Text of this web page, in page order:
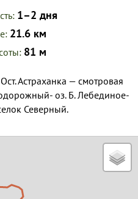
1–2 дня
21.6 км
81 м
Ост. Астраханка — смотровая
оз. Б. Лебединое-
Северный.